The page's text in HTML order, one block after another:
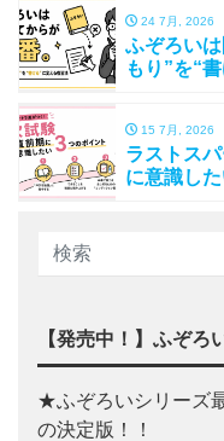
24 7月, 2026
ふぞろい
もり”を“
15 7月, 2026
ラストス
に意識し
【発売中！】ふぞろ
★ふぞろいシリーズ
の決定版！！